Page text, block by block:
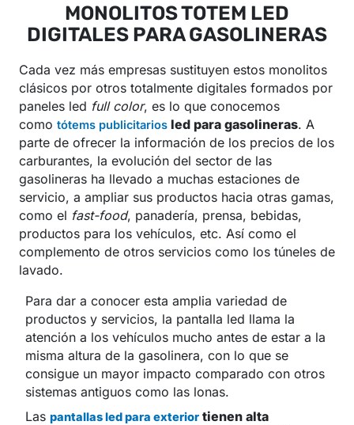
MONOLITOS TOTEM LED
DIGITALES PARA GASOLINERAS
Cada vez más empresas sustituyen estos monolitos
clásicos por otros totalmente digitales formados por
paneles led full color, es lo que conocemos
como tótems publicitarios led para gasolineras. A
parte de ofrecer la información de los precios de los
carburantes, la evolución del sector de las
gasolineras ha llevado a muchas estaciones de
servicio, a ampliar sus productos hacia otras gamas,
como el fast-food, panadería, prensa, bebidas,
productos para los vehículos, etc. Así como el
complemento de otros servicios como los túneles de
lavado.
Para dar a conocer esta amplia variedad de
productos y servicios, la pantalla led llama la
atención a los vehículos mucho antes de estar a la
misma altura de la gasolinera, con lo que se
consigue un mayor impacto comparado con otros
sistemas antiguos como las lonas.
Las pantallas led para exterior tienen alta